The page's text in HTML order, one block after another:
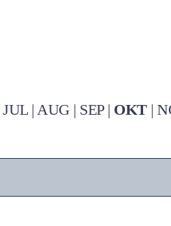
JUL| AUG| SEP| OKT|